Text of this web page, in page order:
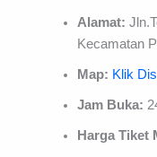
Alamat:
Kecamatan
Map: Klik
Jam Buka:
Harga Tiket